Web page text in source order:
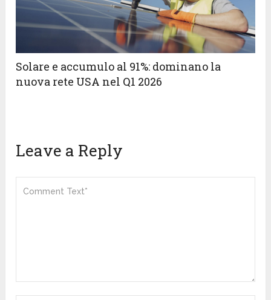
Solare e accumulo al 91%: dominano la
nuova rete USA nel Q1 2026
Leave a Reply